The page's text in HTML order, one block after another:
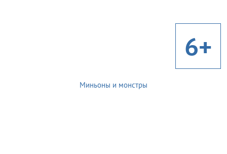
6+
Миньоны и монстры